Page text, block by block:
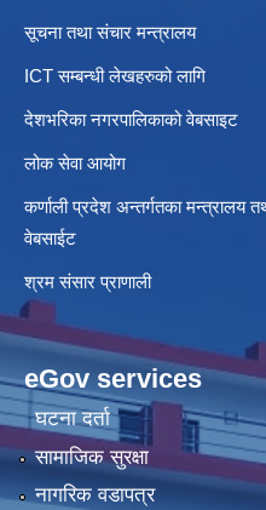
सूचना तथा संचार मन्त्रालय
ICT सम्बन्धी लेखहरुको लागि
देशभरिका नगरपालिकाको वेबसाइट
लोक सेवा आयोग
कर्णाली प्रदेश अन्तर्गतका मन्त्रालय
वेबसाईट
श्रम संसार प्राणाली
eGov services
घटना दर्ता
सामाजिक सुरक्षा
नागरिक वडापत्र